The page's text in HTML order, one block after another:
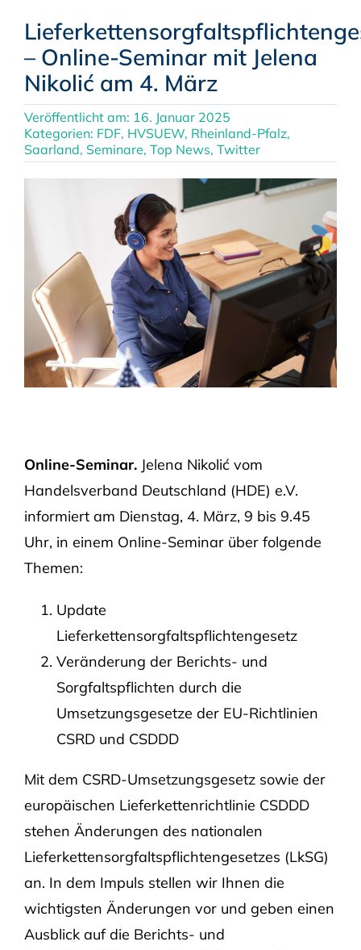
– Online-Seminar mit Jelena
Nikolić am 4. März
Veröffentlicht am: 16. Januar 2025
Kategorien: FDF, HVSUEW, Rheinland-Pfalz,
Saarland, Seminare, Top News, Twitter
Online-Seminar.Jelena Nikolić vom
Handelsverband Deutschland (HDE) e.V.
informiert am Dienstag, 4. März, 9 bis 9.45
Uhr, in einem Online-Seminar über folgende
Themen:
Update
Lieferkettensorgfaltspflichtengesetz
Veränderung der Berichts- und
Sorgfaltspflichten durch die
Umsetzungsgesetze der EU-Richtlinien
CSRD und CSDDD
Mit dem CSRD-Umsetzungsgesetz sowie der
europäischen Lieferkettenrichtlinie CSDDD
stehen Änderungen des nationalen
Lieferkettensorgfaltspflichtengesetzes (LkSG)
an. In dem Impuls stellen wir Ihnen die
wichtigsten Änderungen vor und geben einen
Ausblick auf die Berichts- und